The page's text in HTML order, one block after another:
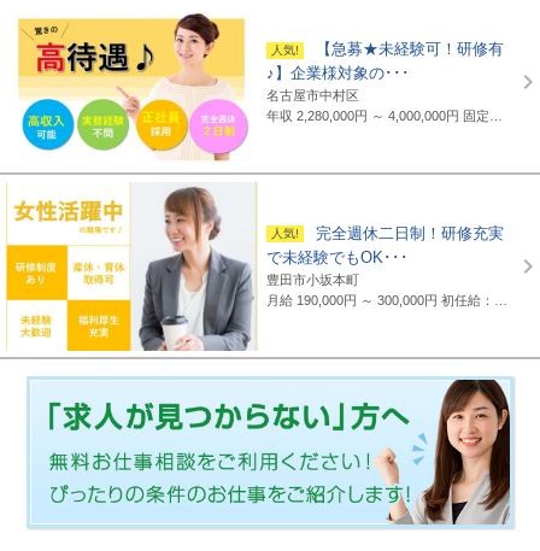
【急募★未経験可！研修有
♪】企業様対象の･･･
名古屋市中村区
年収 2,280,000円 ～ 4,000,000円 固定給制 月給16万円～25万円（諸手当含まず）＋報奨金＋賞与年2回 ※地域・能力により異なります。 ◆正職員の平均給与例 平均給与：434,000円(2019年度実績) ※上記には賞与は含まれていません。 ◆支給例 月給20万円～／東京・神奈川・千葉・埼玉の支社 月給19万円～／愛知・三重・京都・大阪の支社 月給18万円～／山梨・岐阜・静岡・滋賀・兵庫・広島・福岡の支社 ※一部支社により異なる ※入社前に行なわれる研修の受講手当は日給3500円～4000円（地域により異なる） ◆通勤交通費 月額3万5千円まで全額支給(超過部分は2万円まで半額支給)
完全週休二日制！研修充実
で未経験でもOK･･･
豊田市小坂本町
月給 190,000円 ～ 300,000円初任給：16万～25万円+諸手当(地域・能力により異なる) 例：20万～25万円（東京都勤務） 平均給与：423,000円(平成29年度実績) ※給与は年間平均の税込定例給与であり、賞与は含んでおりません。